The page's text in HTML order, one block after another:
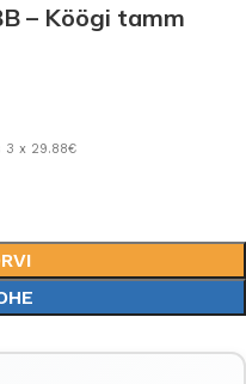
– Köögi tamm
3 x 29.88€